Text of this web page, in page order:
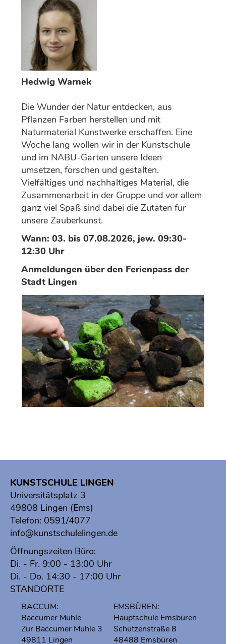
Hedwig Warnek
Die Wunder der Natur entdecken, aus
Pflanzen Farben herstellen und mit
Naturmaterial Kunstwerke erschaffen. Eine
Woche lang wollen wir in der Kunstschule
und im NABU-Garten unsere Ideen
umsetzen, forschen und gestalten.
Vielfältiges und nachhaltiges Material, die
Zusammenarbeit in der Gruppe und vor allem
ganz viel Spaß sind dabei die Zutaten für
unsere Zauberkunst.
Wann: 03. bis 07.08.2026, jew. 09:30-
12:30 Uhr
Anmeldungen über den Ferienpass der
Stadt Lingen
KUNSTSCHULE LINGEN
Universitätsplatz 3
49808 Lingen (Ems)
Telefon: 0591/4077
info@kunstschulelingen.de
Öffnungszeiten Büro:
Di. - Fr. 9:00 - 13:00 Uhr
Di. - Do. 14:30 - 17:00 Uhr
STANDORTE
BACCUM:
Baccumer Mühle
Zur Baccumer Mühle 3
49811 Lingen
EMSBÜREN:
Hauptschule Emsbüren
Schützenstraße 8
48488 Emsbüren